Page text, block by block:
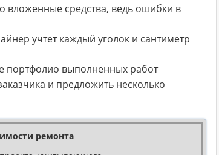
вложенные средства, ведь ошибки в
учтет каждый уголок и сантиметр
портфолио выполненных работ
и предложить несколько
ремонта